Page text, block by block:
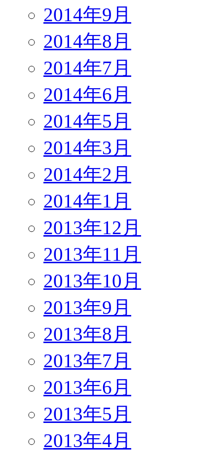
2014年9月
2014年8月
2014年7月
2014年6月
2014年5月
2014年3月
2014年2月
2014年1月
2013年12月
2013年11月
2013年10月
2013年9月
2013年8月
2013年7月
2013年6月
2013年5月
2013年4月